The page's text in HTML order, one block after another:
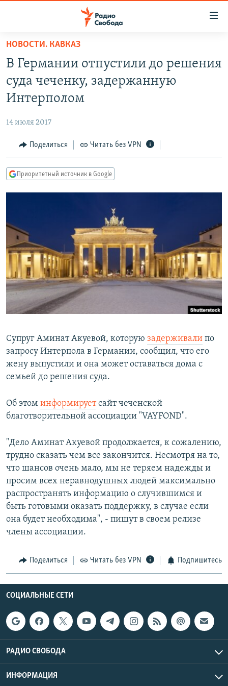
упрощенного
доступа
основному
Вернутся
Вернутся
ПОДКАСТЫ
АВТОРСКИЕ ПРОЕКТЫ
МНЕНИЯ
КУЛЬТУРА
КАВКАЗ.РЕАЛИИ
РАСПИСАНИЕ ВЕЩАНИЯ
ПОДПИШИТЕСЬ НА РАССЫЛКУ
СОЦИАЛЬНЫЕ СЕТИ
Все сайты РСЕ/РС
НОВОСТИ. КАВКАЗ
В Германии отпустили до решения
суда чеченку, задержанную
Интерполом
14 июля 2017
Поделиться Читать без VPN
Приоритетный источник в Google
Супруг Аминат Акуевой, которую задерживали по
запросу Интерпола в Германии, сообщил, что его
жену выпустили и она может оставаться дома с
семьей до решения суда.
Об этом информируетсайт чеченской
благотворительной ассоциации "VAYFOND".
"Дело Аминат Акуевой продолжается, к сожалению,
трудно сказать чем все закончится. Несмотря на то,
что шансов очень мало, мы не теряем надежды и
просим всех неравнодушных людей максимально
распространять информацию о случившимся и
быть готовыми оказать поддержку, в случае если
она будет необходима", - пишут в своем релизе
члены ассоциации.
Поделиться Читать без VPN Подпишитесь
СОЦИАЛЬНЫЕ СЕТИ
РАДИО СВОБОДА
ИНФОРМАЦИЯ